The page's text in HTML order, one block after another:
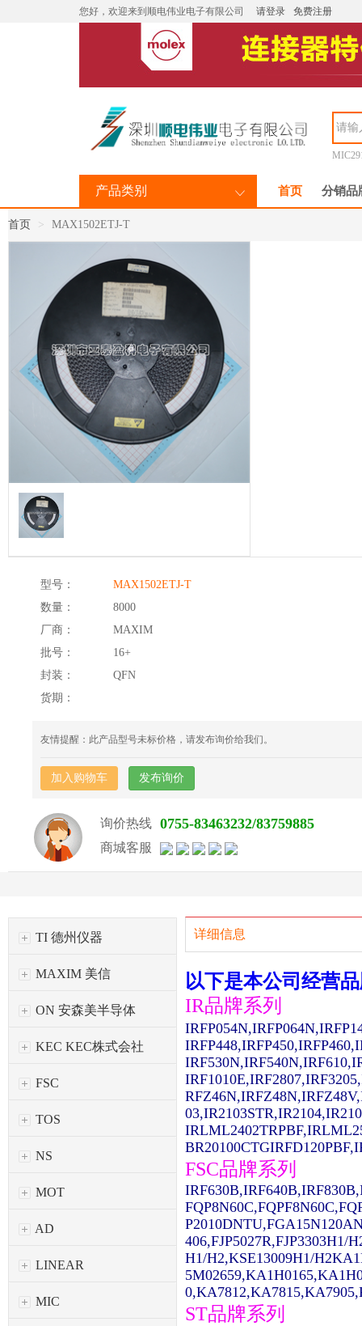
您好，欢迎来到顺电伟业电子有限公司 请登录 免费注册
产品类别 首页 分销品
首页 MAX1502ETJ-T
型号：
MAX1502ETJ-T
数量：
8000
厂商：
MAXIM
批号：
16+
封装：
QFN
货期：
友情提醒：此产品型号未标价格，请发布询价给我们。
加入购物车 发布询价
询价热线 0755-83463232/83759885
商城客服
TI 德州仪器
MAXIM 美信
ON 安森美半导体
KEC KEC株式会社
FSC
TOS
NS
MOT
AD
LINEAR
MIC
详细信息
以下是本公司经营
IR品牌系列
FSC品牌系列
406,FJP5027R,FJP3303H1/
H1/H2,KSE13009H1/
ST品牌系列